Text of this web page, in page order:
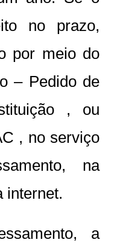
no prazo,
por meio do
– Pedido de
, ou
, no serviço
na
internet.
a